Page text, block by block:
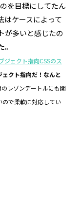
を目標にしてたん
ケースによって
が多いと感じたの
ェクト指向CSSのス
クト指向だ！なんと
レゾンデートルにも関
で柔軟に対応してい